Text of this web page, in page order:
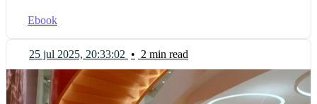
Ebook
25 jul 2025, 20:33:02 • 2 min read